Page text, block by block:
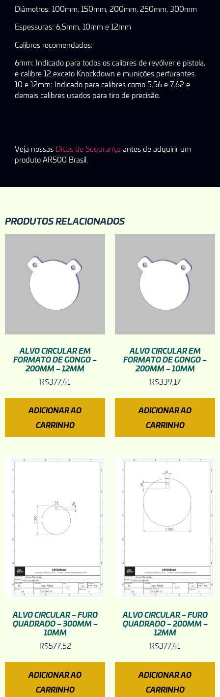
Diâmetros: 100mm, 150mm, 200mm, 250mm, 300mm
Espessuras: 6,5mm, 10mm e 12mm
Calibres recomendados:
6mm: Indicado para todos os calibres de revólver e pistola,
e calibre 12 exceto Knockdown e munições perfurantes.
10 e 12mm: Indicado para calibres como 5.56 e 7.62 e
demais calibres usados para tiro de precisão.
Veja nossas Dicas de Segurança antes de adquirir um
produto AR500 Brasil.
PRODUTOS RELACIONADOS
ALVO CIRCULAR EM
FORMATO DE GONGO –
200MM – 12MM
R$377,41
ADICIONAR AO
CARRINHO
ALVO CIRCULAR EM
FORMATO DE GONGO –
200MM – 10MM
R$339,17
ADICIONAR AO
CARRINHO
ALVO CIRCULAR – FURO
QUADRADO – 300MM –
10MM
R$577,52
ADICIONAR AO
CARRINHO
ALVO CIRCULAR – FURO
QUADRADO – 200MM –
12MM
R$377,41
ADICIONAR AO
CARRINHO